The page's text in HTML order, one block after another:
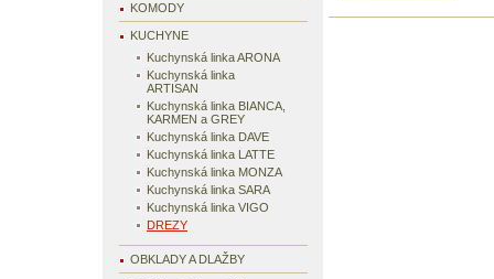
KOMODY
KUCHYNE
Kuchynská linka ARONA
Kuchynská linka
ARTISAN
Kuchynská linka BIANCA,
KARMEN a GREY
Kuchynská linka DAVE
Kuchynská linka LATTE
Kuchynská linka MONZA
Kuchynská linka SARA
Kuchynská linka VIGO
DREZY
OBKLADY A DLAŽBY